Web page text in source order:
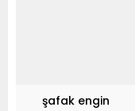
şafak engin